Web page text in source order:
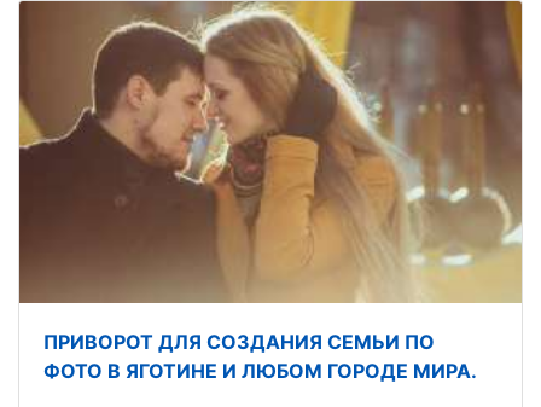
ПРИВОРОТ ДЛЯ СОЗДАНИЯ СЕМЬИ ПО
ФОТО В ЯГОТИНЕ И ЛЮБОМ ГОРОДЕ МИРА.